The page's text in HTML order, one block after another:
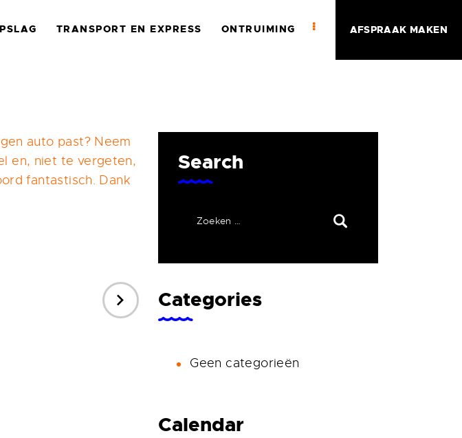
TRANSPORT EN EXPRESS ONTRUIMING AFSPRAAK MAKEN
auto past? Neem
en, niet te vergeten,
fantastisch. Dank
Search
Categories
Geen categorieën
Calendar